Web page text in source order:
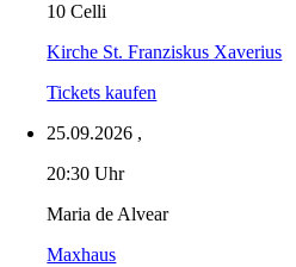
10 Celli
Kirche St. Franziskus Xaverius
Tickets kaufen
25.09.2026 ,
20:30 Uhr
Maria de Alvear
Maxhaus